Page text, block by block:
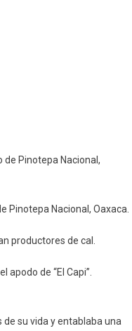
de Pinotepa Nacional,
Pinotepa Nacional, Oaxaca.
productores de cal.
de “El Capi”.
su vida y entablaba una